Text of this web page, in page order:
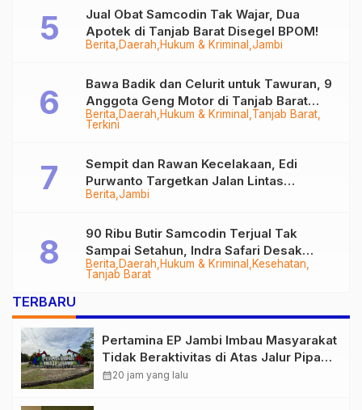
Berita Daerah Hukum & Kriminal Jambi
Jual Obat Samcodin Tak Wajar, Dua
Apotek di Tanjab Barat Disegel BPOM!
Berita Daerah Hukum & Kriminal Tanjab Barat
Terkini
Bawa Badik dan Celurit untuk Tawuran, 9
Anggota Geng Motor di Tanjab Barat
Diringkus
Berita Jambi
Sempit dan Rawan Kecelakaan, Edi
Purwanto Targetkan Jalan Lintas
Tungkal-Jambi Mulus di 2028
Berita Daerah Hukum & Kriminal
Kesehatan
Tanjab Barat
90 Ribu Butir Samcodin Terjual Tak
Sampai Setahun, Indra Safari Desak
Audit Menyeluruh
TERBARU
Pertamina EP Jambi Imbau Masyarakat
Tidak Beraktivitas di Atas Jalur Pipa
Migas Demi Keselamatan Bersama
calendar_month20 jam yang lalu